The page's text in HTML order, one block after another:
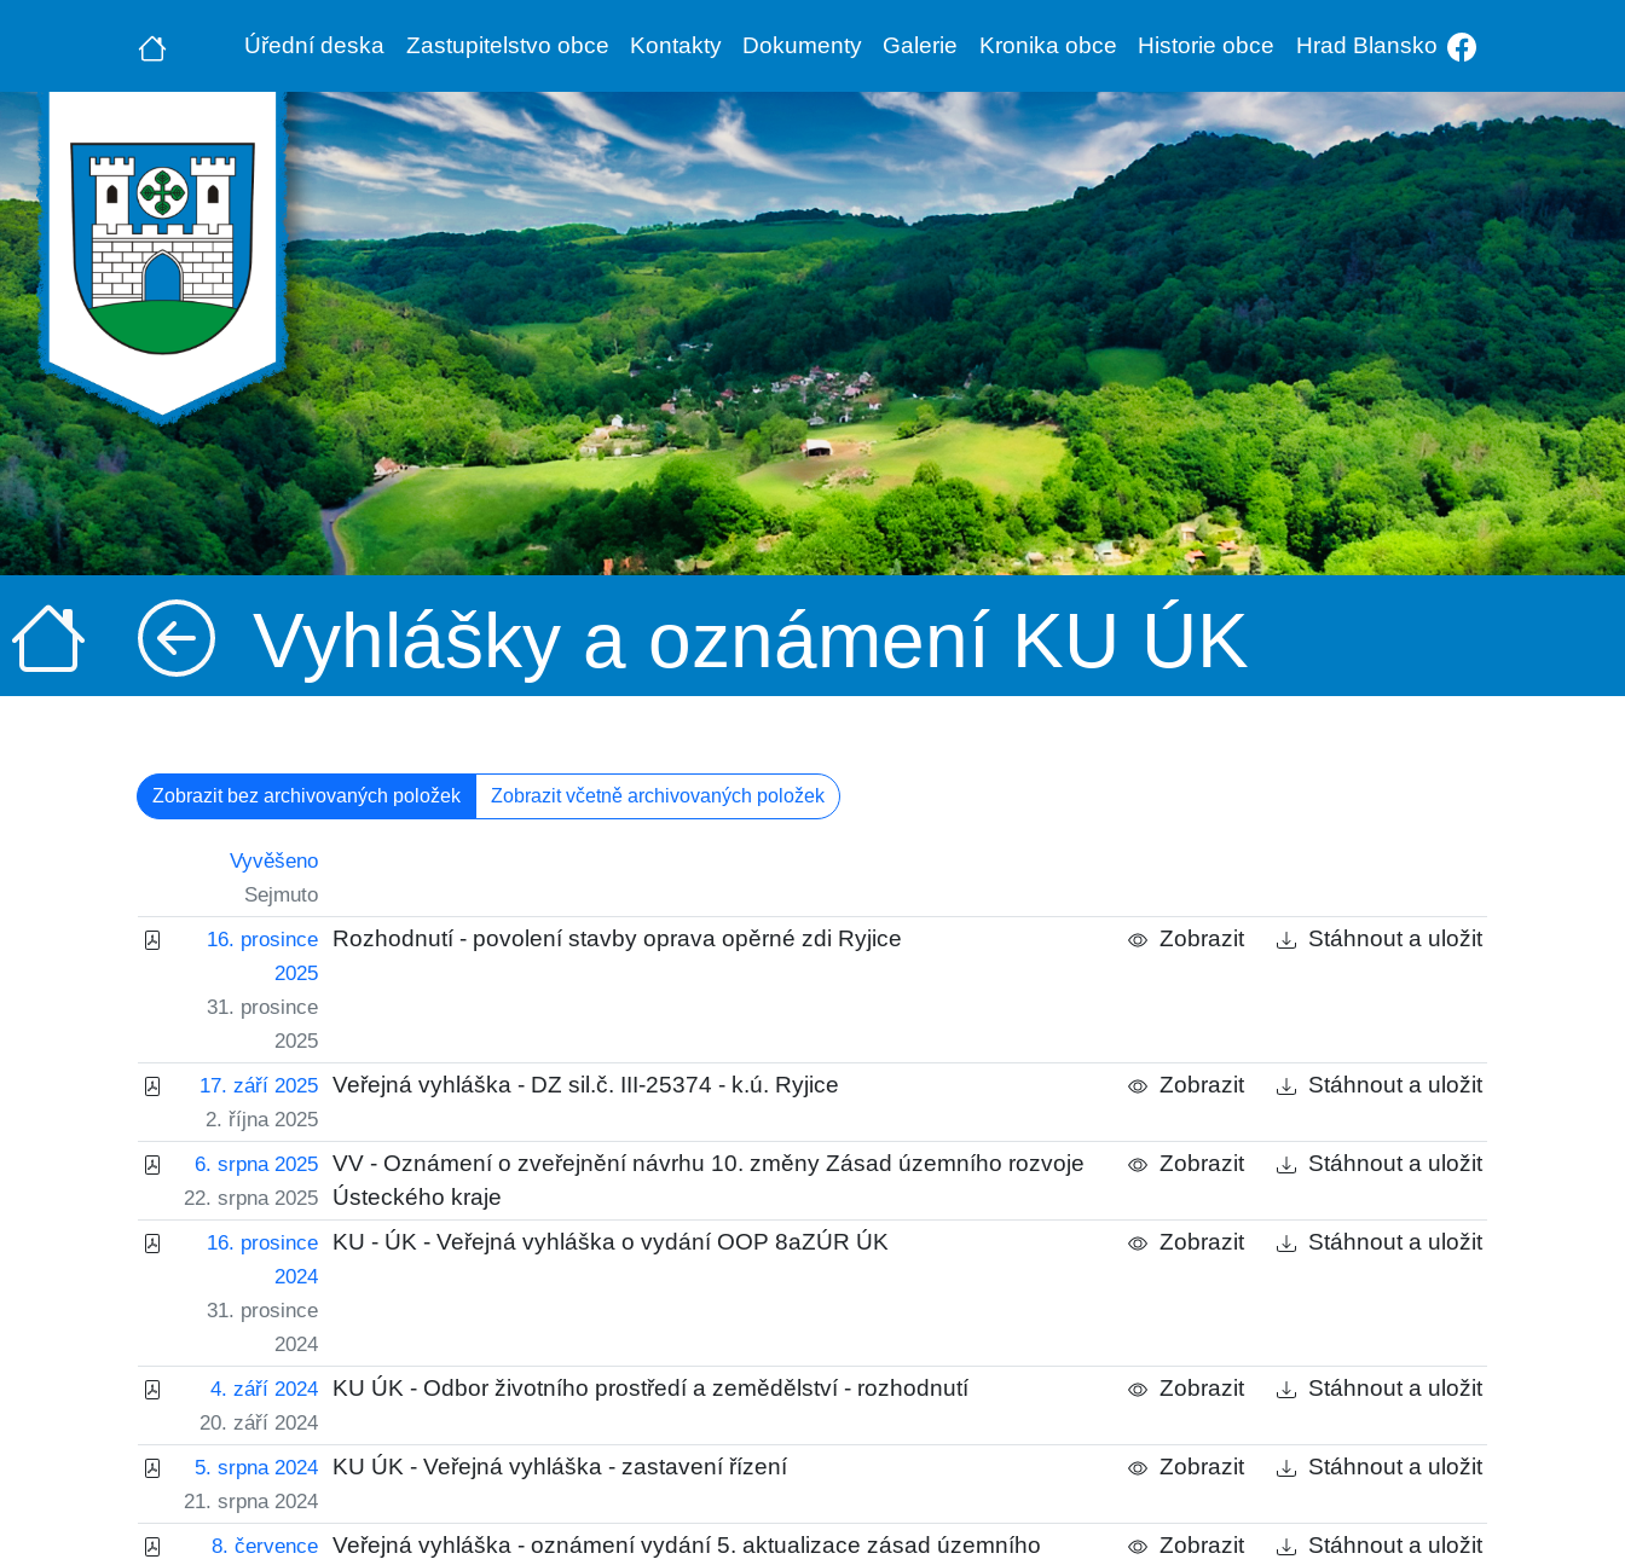
Úřední deska Zastupitelstvo obce Kontakty Dokumenty Galerie Kronika obce Historie obce Hrad Blansko
Vyhlášky a oznámení KU ÚK
Zobrazit bez archivovaných položek Zobrazit včetně archivovaných položek
Vyvěšeno
Sejmuto
16. prosince
2025
31. prosince
2025
Rozhodnutí - povolení stavby oprava opěrné zdi Ryjice Zobrazit Stáhnout a uložit
17. září 2025
2. října 2025
Veřejná vyhláška - DZ sil.č. III-25374 - k.ú. Ryjice Zobrazit Stáhnout a uložit
6. srpna 2025
22. srpna 2025
VV - Oznámení o zveřejnění návrhu 10. změny Zásad územního rozvoje
Ústeckého kraje
Zobrazit Stáhnout a uložit
16. prosince
2024
31. prosince
2024
KU - ÚK - Veřejná vyhláška o vydání OOP 8aZÚR ÚK Zobrazit Stáhnout a uložit
4. září 2024
20. září 2024
KU ÚK - Odbor životního prostředí a zemědělství - rozhodnutí Zobrazit Stáhnout a uložit
5. srpna 2024
21. srpna 2024
KU ÚK - Veřejná vyhláška - zastavení řízení Zobrazit Stáhnout a uložit
8. července
Veřejná vyhláška - oznámení vydání 5. aktualizace zásad územního
Zobrazit Stáhnout a uložit